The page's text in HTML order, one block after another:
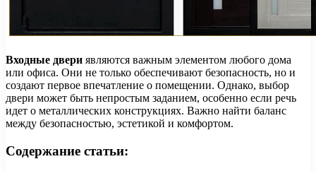
Входные двери являются важным элементом любого дома
или офиса. Они не только обеспечивают безопасность, но и
создают первое впечатление о помещении. Однако, выбор
двери может быть непростым заданием, особенно если речь
идет о металлических конструкциях. Важно найти баланс
между безопасностью, эстетикой и комфортом.
Содержание статьи: